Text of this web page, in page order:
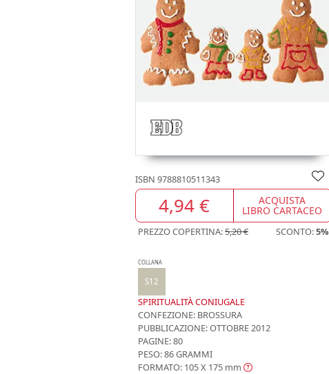
ISBN 9788810511343
4,94 € ACQUISTA
LIBRO CARTACEO
PREZZO COPERTINA:5,20 € SCONTO:5%
COLLANA
S12
SPIRITUALITÀ CONIUGALE
CONFEZIONE: BROSSURA
PUBBLICAZIONE:OTTOBRE 2012
PAGINE: 80
PESO: 86 GRAMMI
FORMATO: 105 X 175 mm